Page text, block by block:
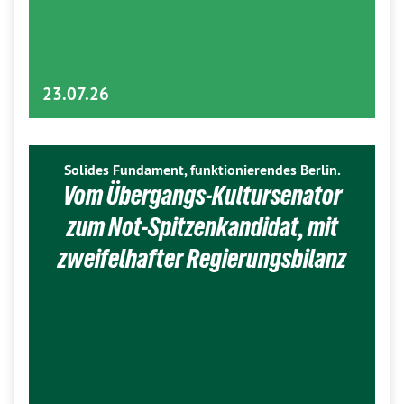
23.07.26
Solides Fundament, funktionierendes Berlin.
Vom Übergangs-Kultursenator
zum Not-Spitzenkandidat, mit
zweifelhafter Regierungsbilanz